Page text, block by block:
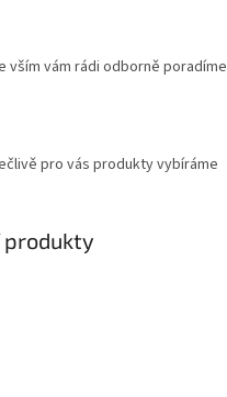
vším vám rádi odborně poradíme
pro vás produkty vybíráme
produkty